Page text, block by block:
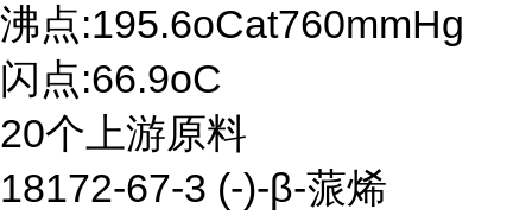
沸点:195.6oCat760mmHg
闪点:66.9oC
20个上游原料
18172-67-3 (-)-β-蒎烯